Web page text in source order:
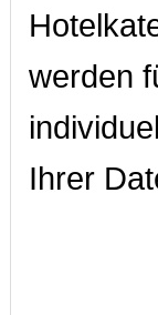
werden
Ihrer